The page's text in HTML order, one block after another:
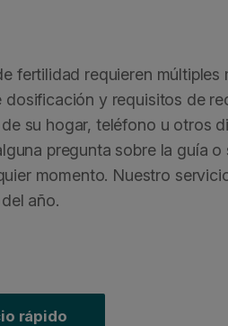
fertilidad requieren
y requisitos de
su hogar, teléfono u otros
pregunta sobre la guía o
momento. Nuestro
año.
rápido